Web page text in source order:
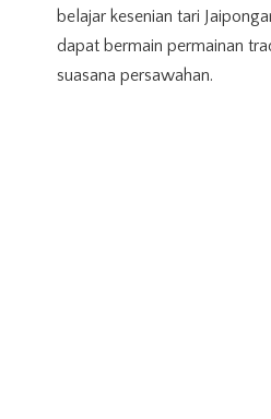
belajar kesenian tari
dapat bermain permainan
suasana persawahan.